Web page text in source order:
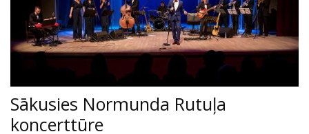
Sākusies Normunda Rutuļa
koncerttūre